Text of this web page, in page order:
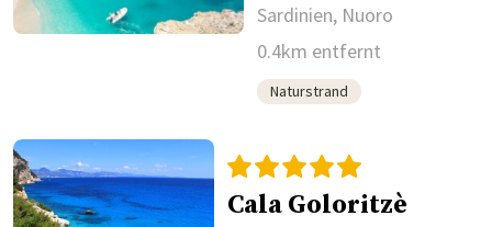
Sardinien, Nuoro
0.4km entfernt
Naturstrand
Cala Goloritzè